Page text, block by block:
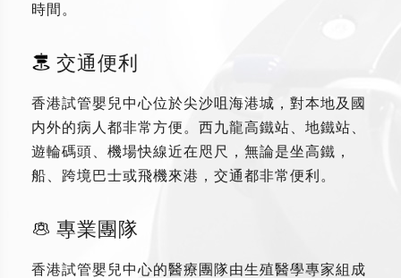
時間。
交通便利
香港試管嬰兒中心位於尖沙咀海港城，對本地及國
内外的病人都非常方便。西九龍高鐵站、地鐵站、
遊輪碼頭、機場快線近在咫尺，無論是坐高鐵，
船、跨境巴士或飛機來港，交通都非常便利。
專業團隊
香港試管嬰兒中心的醫療團隊由生殖醫學專家組成